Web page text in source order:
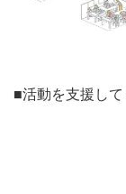
■活動を支援し